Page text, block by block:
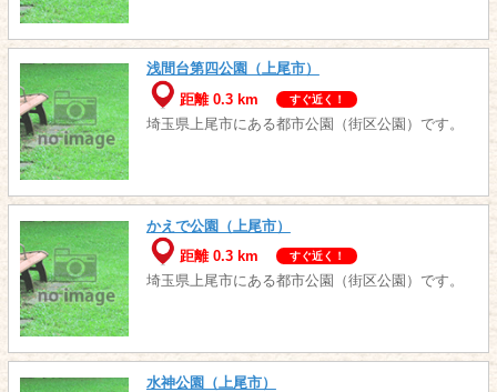
浅間台第四公園（上尾市）
距離 0.3 km
すぐ近く！
埼玉県上尾市にある都市公園（街区公園）です。
かえで公園（上尾市）
距離 0.3 km
すぐ近く！
埼玉県上尾市にある都市公園（街区公園）です。
水神公園（上尾市）